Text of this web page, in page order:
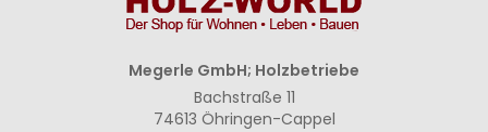
Megerle GmbH; Holzbetriebe
Bachstraße 11
74613 Öhringen-Cappel